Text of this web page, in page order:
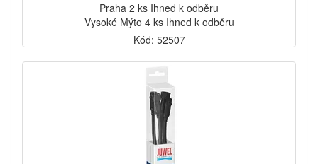
Praha 2 ks Ihned k odběru
Vysoké Mýto 4 ks Ihned k odběru
Kód: 52507